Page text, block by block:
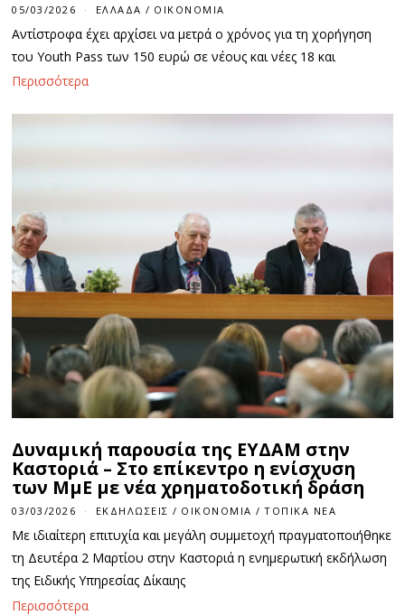
05/03/2026
/
0
3
/
2
2
ΕΛΛΆΔΑ / ΟΙΚΟΝΟΜΊΑ
Αντίστροφα έχει αρχίσει να μετρά ο χρόνος για τη χορήγηση
του Youth Pass των 150 ευρώ σε νέους και νέες 18 και
Περισσότερα
Δυναμική παρουσία της ΕΥΔΑΜ στην
Καστοριά – Στο επίκεντρο η ενίσχυση
των ΜμΕ με νέα χρηματοδοτική δράση
03/03/2026 ΕΚΔΗΛΏΣΕΙΣ / ΟΙΚΟΝΟΜΊΑ / ΤΟΠΙΚΆ ΝΈΑ
Με ιδιαίτερη επιτυχία και μεγάλη συμμετοχή πραγματοποιήθηκε
τη Δευτέρα 2 Μαρτίου στην Καστοριά η ενημερωτική εκδήλωση
της Ειδικής Υπηρεσίας Δίκαιης
Περισσότερα